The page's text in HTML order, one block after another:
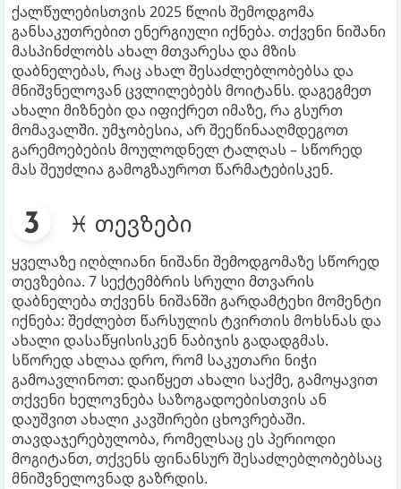
ქალწულებისთვის 2025 წლის შემოდგომა
განსაკუთრებით ენერგიული იქნება. თქვენი ნიშანი
მასპინძლობს ახალ მთვარესა და მზის
დაბნელებას, რაც ახალ შესაძლებლობებსა და
მნიშვნელოვან ცვლილებებს მოიტანს. დაგეგმეთ
ახალი მიზნები და იფიქრეთ იმაზე, რა გსურთ
მომავალში. უმჯობესია, არ შეეწინააღმდეგოთ
გარემოებების მოულოდნელ ტალღას – სწორედ
მას შეუძლია გამოგზაუროთ წარმატებისკენ.
♓ თევზები
ყველაზე იღბლიანი ნიშანი შემოდგომაზე სწორედ
თევზებია. 7 სექტემბრის სრული მთვარის
დაბნელება თქვენს ნიშანში გარდამტეხი მომენტი
იქნება: შეძლებთ წარსულის ტვირთის მოხსნას და
ახალი დასაწყისისკენ ნაბიჯის გადადგმას.
სწორედ ახლაა დრო, რომ საკუთარი ნიჭი
გამოავლინოთ: დაიწყეთ ახალი საქმე, გამოყავით
თქვენი ხელოვნება საზოგადოებისთვის ან
დაუშვით ახალი კავშირები ცხოვრებაში.
თავდაჯერებულობა, რომელსაც ეს პერიოდი
მოგიტანთ, თქვენს ფინანსურ შესაძლებლობებსაც
მნიშვნელოვნად გაზრდის.